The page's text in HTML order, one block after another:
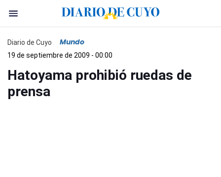
Diario de Cuyo Mundo
19 de septiembre de 2009 - 00:00
Hatoyama prohibió ruedas de
prensa